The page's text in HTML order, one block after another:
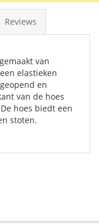
Reviews
van
elastieken
en
van de hoes
hoes biedt een
stoten.